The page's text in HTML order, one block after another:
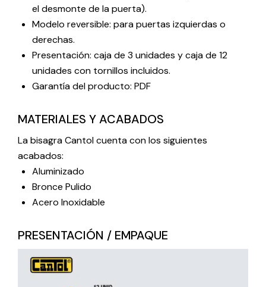
el desmonte de la puerta).
Modelo reversible: para puertas izquierdas o
derechas.
Presentación: caja de 3 unidades y caja de 12
unidades con tornillos incluidos.
Garantía del producto: PDF
MATERIALES Y ACABADOS
La bisagra Cantol cuenta con los siguientes
acabados:
Aluminizado
Bronce Pulido
Acero Inoxidable
PRESENTACIÓN / EMPAQUE